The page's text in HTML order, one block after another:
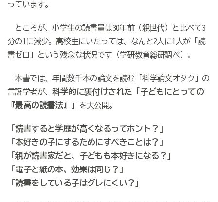
っています。
ところが、小学生の読書量は30年前（親世代）と比べて3
分の1に減少。高校生にいたっては、なんと2人に1人が「読
書ゼロ」という残念な状況です（学研教育総研調べ）。
本書では、年間数千本の論文を読む「科学論文オタク」の
言語学者が、科学的に裏付けされた「子どもにとっての
『最高の読書法』」
を大公開。
「読書すると学歴が高くなるってホント？」
「本好きの子にするためにすべきことは？」
「親が読書家だと、子どもも本好きになる？」
「電子と紙の本、効果は同じ？」
「読書をしている子はグレにくい？」